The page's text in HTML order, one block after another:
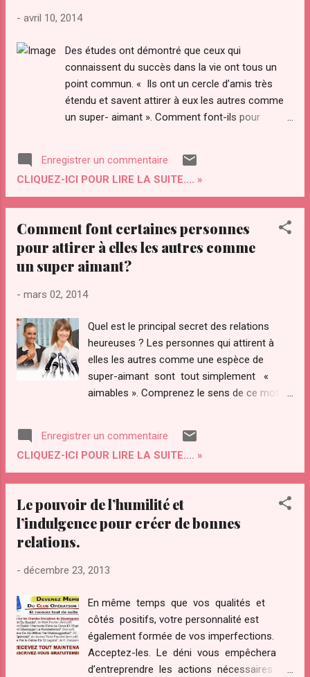
l’univers. On l’a ardemment convoité, volé même. Il a été
compris par certains savants dont Gali...
- avril 10, 2014
Des études ont démontré que ceux qui
connaissent du succès dans la vie ont tous un
point commun. « Ils ont un cercle d’amis très
étendu et savent attirer à eux les autres comme
un super- aimant ». Comment font-ils pour
repousser les autres comme la peste. Quel est
leur secret ? C’est ce que nous allons voir dans
cet article. Je vous offre également à la fin de cet
et les garder. Je vous donne le lien de
téléchargement à la fin de cet article.
Enregistrer un commentaire
CLIQUEZ-ICI POUR LIRE LA SUITE.... »
Comment font certaines personnes
pour attirer à elles les autres comme
un super aimant?
- mars 02, 2014
Quel est le principal secret des relations
heureuses ? Les personnes qui attirent à
elles les autres comme une espèce de
super-aimant sont tout simplement «
aimables ». Comprenez le sens de ce mot
vous accordez d’être aimé que vous êtes «
aimable » . Nos relations interpersonnelles
sont le plus souvent basées sur une attente
tout un état d’être.
Enregistrer un commentaire
CLIQUEZ-ICI POUR LIRE LA SUITE.... »
Le pouvoir de l’humilité et
l’indulgence pour créer de bonnes
relations.
- décembre 23, 2013
En même temps que vos qualités et
côtés positifs, votre personnalité est
également formée de vos imperfections.
Acceptez-les. Le déni vous empêchera
d’entreprendre les actions nécessaires